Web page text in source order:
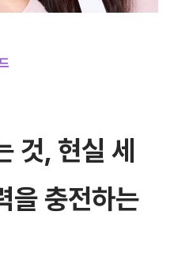
것, 현실 세
을 충전하는